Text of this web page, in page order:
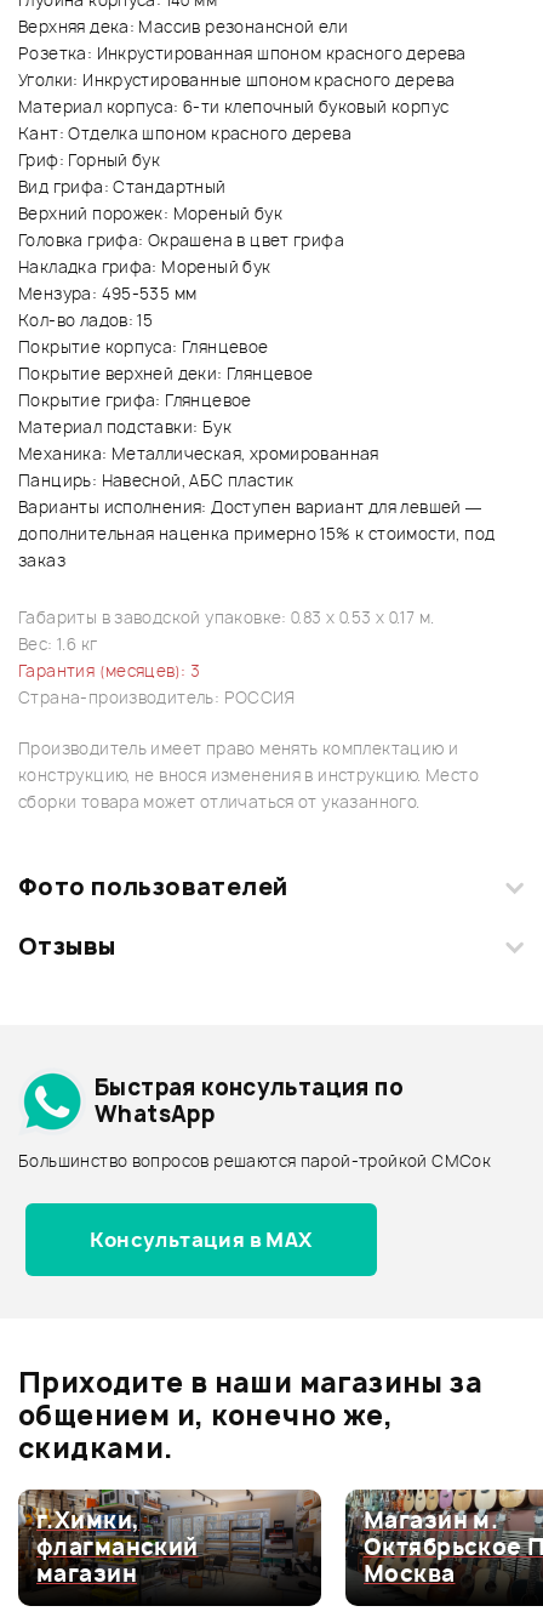
Верхняя дека: Массив резонансной ели
Розетка: Инкрустированная шпоном красного дерева
Уголки: Инкрустированные шпоном красного дерева
Материал корпуса: 6-ти клепочный буковый корпус
Кант: Отделка шпоном красного дерева
Гриф: Горный бук
Вид грифа: Стандартный
Верхний порожек: Мореный бук
Головка грифа: Окрашена в цвет грифа
Накладка грифа: Мореный бук
Мензура: 495-535 мм
Кол-во ладов: 15
Покрытие корпуса: Глянцевое
Покрытие верхней деки: Глянцевое
Покрытие грифа: Глянцевое
Материал подставки: Бук
Механика: Металлическая, хромированная
Панцирь: Навесной, АБС пластик
Варианты исполнения: Доступен вариант для левшей —
дополнительная наценка примерно 15% к стоимости, под
заказ
Габариты в заводской упаковке: 0.83 x 0.53 x 0.17 м.
Вес: 1.6 кг
Гарантия (месяцев): 3
Страна-производитель: РОССИЯ
Производитель имеет право менять комплектацию и
конструкцию, не внося изменения в инструкцию. Место
сборки товара может отличаться от указанного.
Фото пользователей
Загрузите свои фотографии купленного товара и получите
Отзывы
0.0
Оценка5
0
Оценка4
0
Оценка3
0
Архив товаров - дешевле
Архив товаров - дороже
Все товары DOFF
Архив товаров - новинки
Быстрая консультация по
WhatsApp
Большинство вопросов решаются парой-тройкой СМСок
Консультация в MAX
Приходите в наши магазины за
общением и, конечно же,
скидками.
г.Химки,
флагманский
магазин
Магазин м.
Октябрьское
Москва